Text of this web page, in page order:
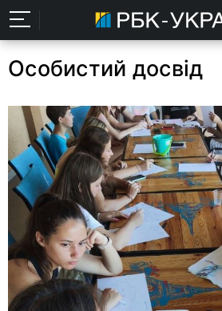
Особистий досвід